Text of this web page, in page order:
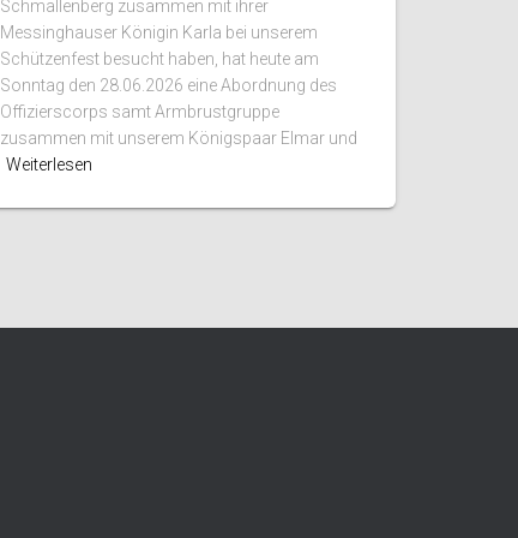
Schmallenberg zusammen mit ihrer
Messinghauser Königin Karla bei unserem
Schützenfest besucht haben, hat heute am
Sonntag den 28.06.2026 eine Abordnung des
Offizierscorps samt Armbrustgruppe
zusammen mit unserem Königspaar Elmar und
Weiterlesen